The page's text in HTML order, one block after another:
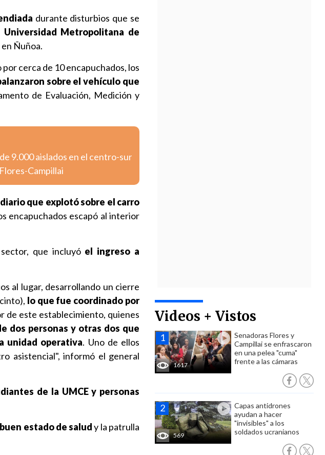
Videos + Vistos
1617
Senadoras Flores y
Campillai se enfrascaron
en una pelea "cuma"
frente a las cámaras
569
Capas antidrones
ayudan a hacer
"invisibles" a los
soldados ucranianos
durante disturbios que se
Universidad Metropolitana de
Ñuñoa.
cerca de 10 encapuchados, los
sobre el vehículo que
de Evaluación, Medición y
9.000 aislados en el centro-sur
Campillai
que explotó sobre el carro
encapuchados escapó al interior
que incluyó el ingreso a
al lugar, desarrollando un cierre
lo que fue coordinado por
de este establecimiento, quienes
dos personas y otras dos que
unidad operativa. Uno de ellos
asistencial", informó el general
de la UMCE y personas
estado de saludy la patrulla